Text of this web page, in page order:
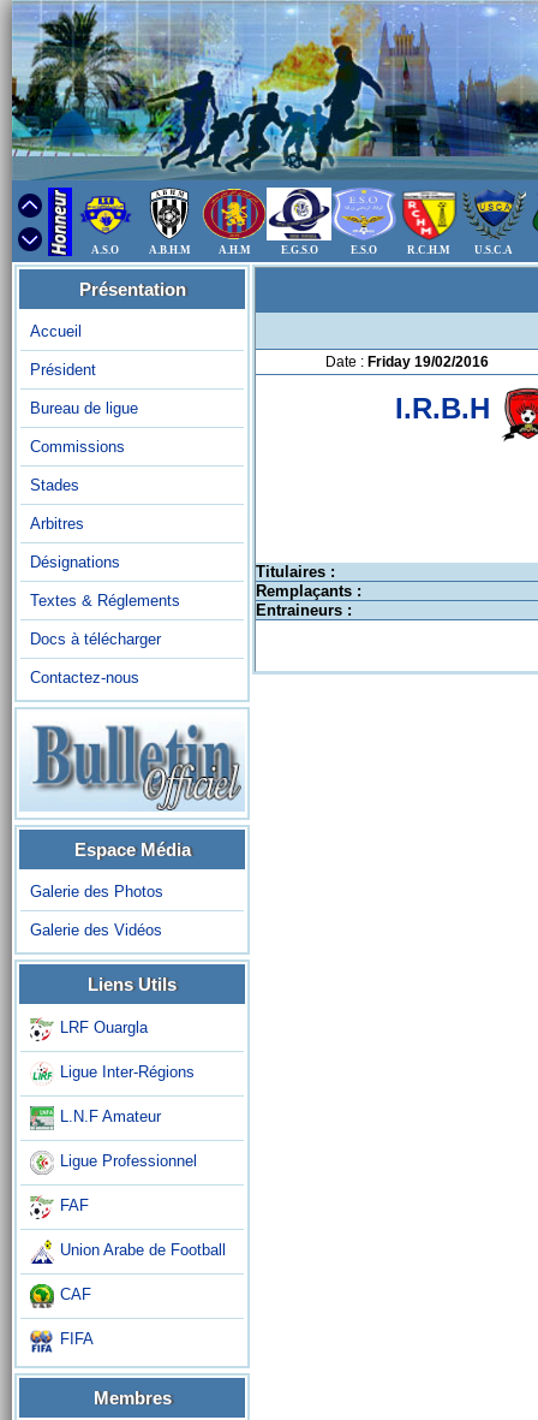
A.S.O A.B.H.M A.H.M E.G.S.O E.S.O R.C.H.M U.S.C.A
Présentation
Accueil
Président
Bureau de ligue
Commissions
Stades
Arbitres
Désignations
Textes & Réglements
Docs à télécharger
Contactez-nous
Espace Média
Galerie des Photos
Galerie des Vidéos
Liens Utils
LRF Ouargla
Ligue Inter-Régions
L.N.F Amateur
Ligue Professionnel
FAF
Union Arabe de Football
CAF
FIFA
Membres
Date : Friday 19/02/2016
I.R.B.H
Titulaires :
Remplaçants :
Entraineurs :